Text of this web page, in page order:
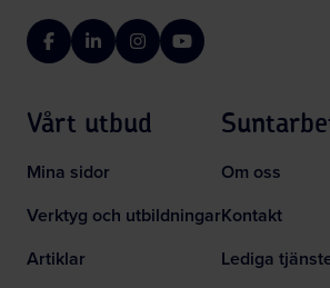
FacebookLinkedInInstagramYouTube
Vårt utbud
Mina sidor
Verktyg och utbildningar
Artiklar
Om oss
Kontakt
Lediga